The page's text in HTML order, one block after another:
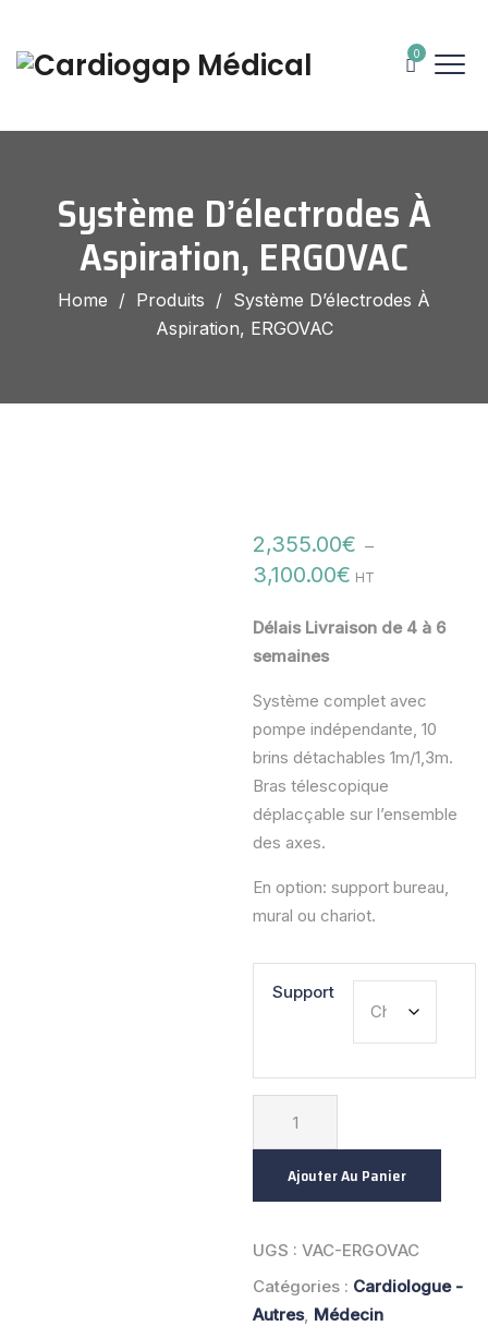
0
Système D’électrodes À
Aspiration, ERGOVAC
Home / Produits / Système D’électrodes À
Aspiration, ERGOVAC
2,355.00€ –
3,100.00€ HT
Délais Livraison de 4 à 6
semaines
Système complet avec
pompe indépendante, 10
brins détachables 1m/1,3m.
Bras télescopique
déplacçable sur l’ensemble
des axes.
En option: support bureau,
mural ou chariot.
Support
Ajouter Au Panier
UGS :VAC-ERGOVAC
Catégories : Cardiologue -
Autres, Médecin